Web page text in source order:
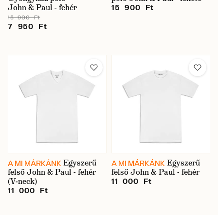
John & Paul - fehér
15 900 Ft
7 950 Ft
15 900 Ft
A MI MÁRKÁNK Egyszerű
felső John & Paul - fehér
(V-neck)
11 000 Ft
A MI MÁRKÁNK Egyszerű
felső John & Paul - fehér
11 000 Ft